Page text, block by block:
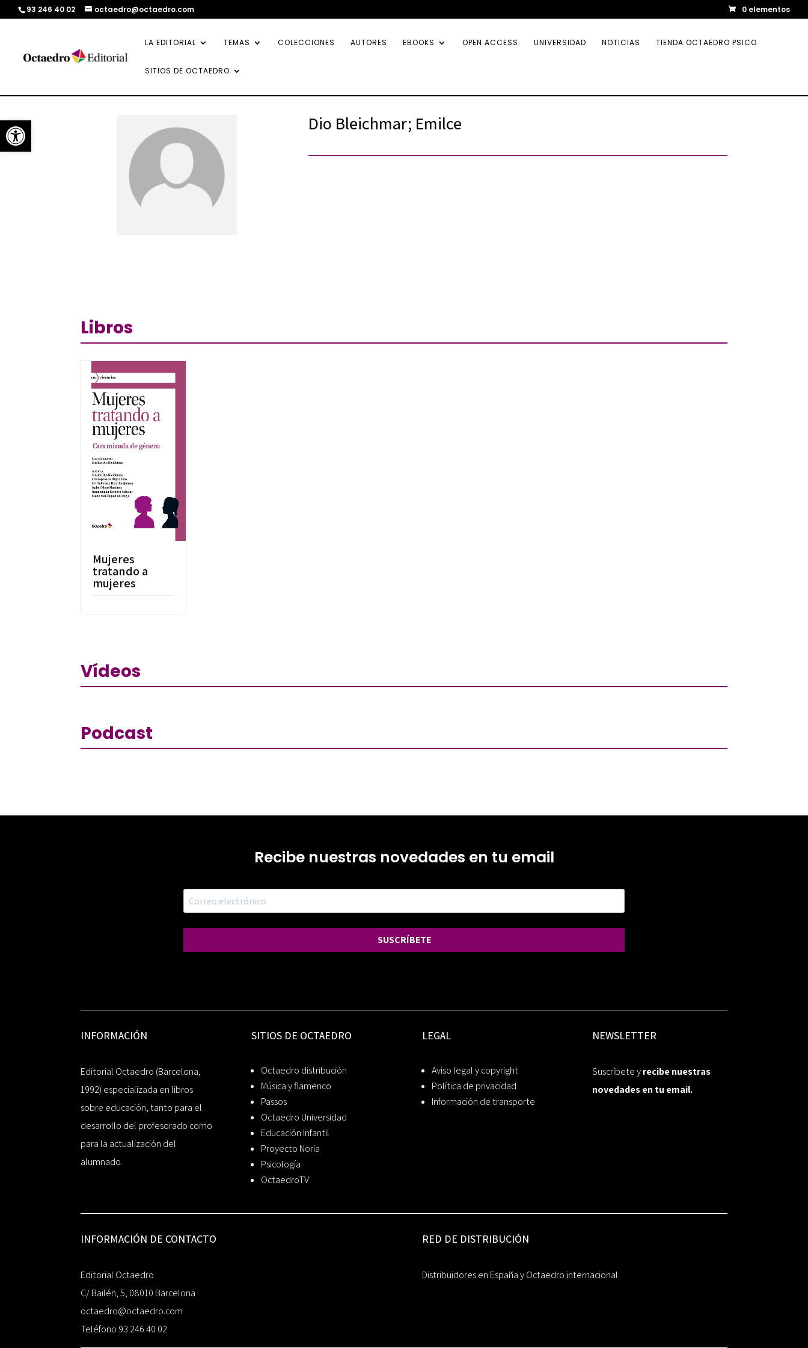
Abrir barra de herramientas
93 246 40 02 octaedro@octaedro.com 0 elementos
LA EDITORIAL TEMAS COLECCIONES AUTORES EBOOKS OPEN ACCESS UNIVERSIDAD NOTICIAS TIENDA OCTAEDRO PSICO
SITIOS DE OCTAEDRO
Dio Bleichmar; Emilce
Libros
Mujeres
tratando a
mujeres
Vídeos
Podcast
Recibe nuestras novedades en tu email
SUSCRÍBETE
INFORMACIÓN
Editorial Octaedro (Barcelona,
1992) especializada en libros
sobre educación, tanto para el
desarrollo del profesorado como
para la actualización del
alumnado.
SITIOS DE OCTAEDRO
Octaedro distribución
Música y flamenco
Passos
Octaedro Universidad
Educación Infantil
Proyecto Noria
Psicología
OctaedroTV
LEGAL
Aviso legal y copyright
Política de privacidad
Información de transporte
NEWSLETTER
Suscríbete yrecibe nuestras
novedades en tu email.
INFORMACIÓN DE CONTACTO
Editorial Octaedro
C/ Bailén, 5, 08010 Barcelona
octaedro@octaedro.com
Teléfono 93 246 40 02
RED DE DISTRIBUCIÓN
Distribuidores en España y Octaedro internacional